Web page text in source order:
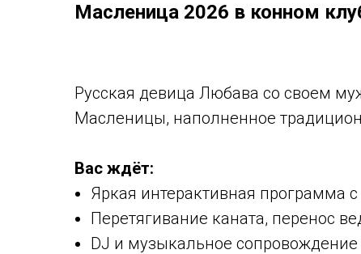
Масленица 2026 в конном
Русская девица Любава со своем
Масленицы, наполненное
Вас ждёт:
Яркая интерактивная программа
Перетягивание каната, перенос
DJ и музыкальное сопровождение